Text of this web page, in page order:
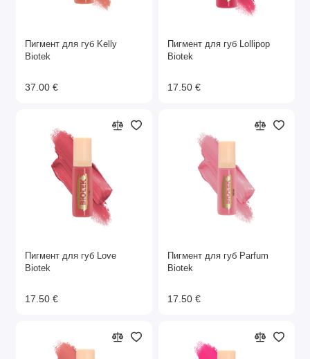
Пигмент для губ Kelly
Biotek
37.00 €
Пигмент для губ Lollipop
Biotek
17.50 €
Пигмент для губ Love
Biotek
17.50 €
Пигмент для губ Parfum
Biotek
17.50 €